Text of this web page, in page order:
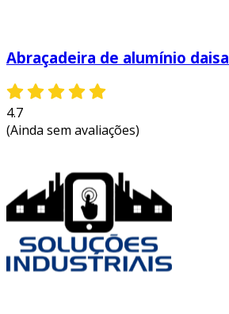
Abraçadeira de alumínio daisa
4.7
(Ainda sem avaliações)